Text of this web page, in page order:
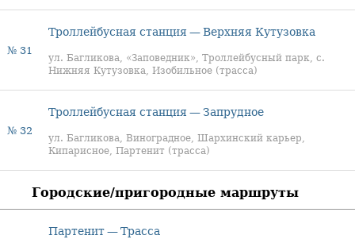
№ 31
Троллейбусная станция — Верхняя Кутузовка
ул. Багликова, «Заповедник», Троллейбусный парк, с.
Нижняя Кутузовка, Изобильное (трасса)
№ 32
Троллейбусная станция — Запрудное
ул. Багликова, Виноградное, Шархинский карьер,
Кипарисное, Партенит (трасса)
Городские/пригородные маршруты
Партенит — Трасса